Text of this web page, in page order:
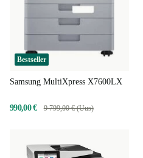
Bestseller
Samsung MultiXpress X7600LX
990,00 € 9 799,00 € (Uus)